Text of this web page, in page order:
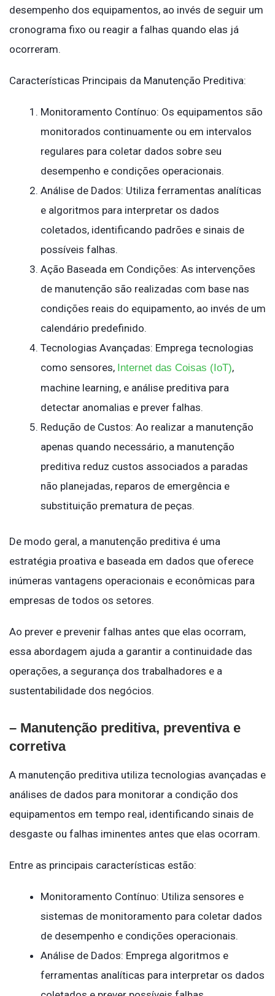
desempenho dos equipamentos, ao invés de seguir um
cronograma fixo ou reagir a falhas quando elas já
ocorreram.
Características Principais da Manutenção Preditiva:
Monitoramento Contínuo: Os equipamentos são
monitorados continuamente ou em intervalos
regulares para coletar dados sobre seu
desempenho e condições operacionais.
Análise de Dados: Utiliza ferramentas analíticas
e algoritmos para interpretar os dados
coletados, identificando padrões e sinais de
possíveis falhas.
Ação Baseada em Condições: As intervenções
de manutenção são realizadas com base nas
condições reais do equipamento, ao invés de um
calendário predefinido.
Tecnologias Avançadas: Emprega tecnologias
como sensores, Internet das Coisas (IoT),
machine learning, e análise preditiva para
detectar anomalias e prever falhas.
Redução de Custos: Ao realizar a manutenção
apenas quando necessário, a manutenção
preditiva reduz custos associados a paradas
não planejadas, reparos de emergência e
substituição prematura de peças.
De modo geral, a manutenção preditiva é uma
estratégia proativa e baseada em dados que oferece
inúmeras vantagens operacionais e econômicas para
empresas de todos os setores.
Ao prever e prevenir falhas antes que elas ocorram,
essa abordagem ajuda a garantir a continuidade das
operações, a segurança dos trabalhadores e a
sustentabilidade dos negócios.
– Manutenção preditiva, preventiva e
corretiva
A manutenção preditiva utiliza tecnologias avançadas e
análises de dados para monitorar a condição dos
equipamentos em tempo real, identificando sinais de
desgaste ou falhas iminentes antes que elas ocorram.
Entre as principais características estão:
Monitoramento Contínuo: Utiliza sensores e
sistemas de monitoramento para coletar dados
de desempenho e condições operacionais.
Análise de Dados: Emprega algoritmos e
ferramentas analíticas para interpretar os dados